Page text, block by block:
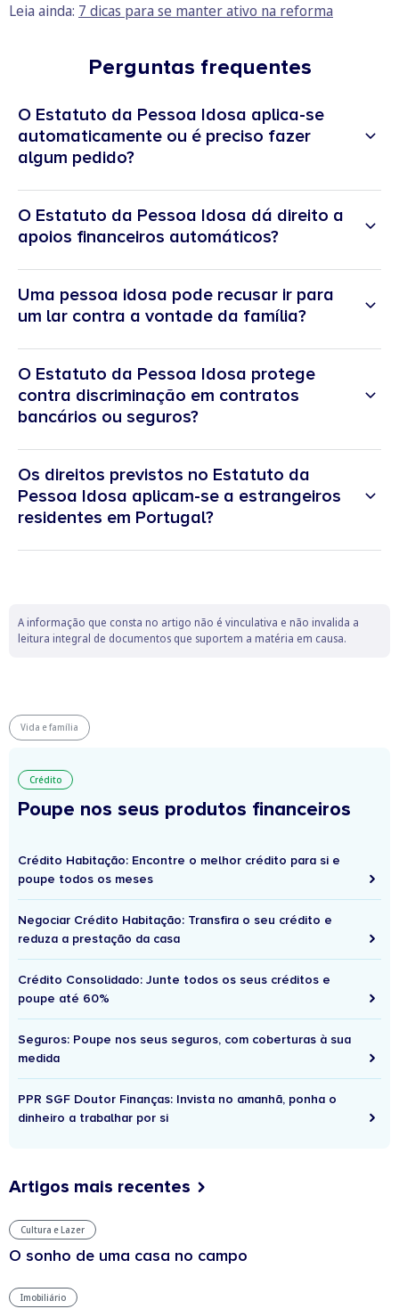
Leia ainda: 7 dicas para se manter ativo na reforma
Perguntas frequentes
O Estatuto da Pessoa Idosa aplica-se
automaticamente ou é preciso fazer
algum pedido?
O Estatuto da Pessoa Idosa dá direito a
apoios financeiros automáticos?
Uma pessoa idosa pode recusar ir para
um lar contra a vontade da família?
O Estatuto da Pessoa Idosa protege
contra discriminação em contratos
bancários ou seguros?
Os direitos previstos no Estatuto da
Pessoa Idosa aplicam-se a estrangeiros
residentes em Portugal?
A informação que consta no artigo não é vinculativa e não invalida a
leitura integral de documentos que suportem a matéria em causa.
Vida e família
Crédito
Poupe nos seus produtos financeiros
Crédito Habitação: Encontre o melhor crédito para si e
poupe todos os meses
Negociar Crédito Habitação: Transfira o seu crédito e
reduza a prestação da casa
Crédito Consolidado: Junte todos os seus créditos e
poupe até 60%
Seguros: Poupe nos seus seguros, com coberturas à sua
medida
PPR SGF Doutor Finanças: Invista no amanhã, ponha o
dinheiro a trabalhar por si
Artigos mais recentes
Cultura e Lazer
O sonho de uma casa no campo
Imobiliário